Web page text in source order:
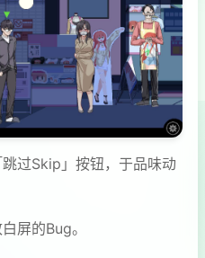
过Skip」按钮，于品味动
屏的Bug。